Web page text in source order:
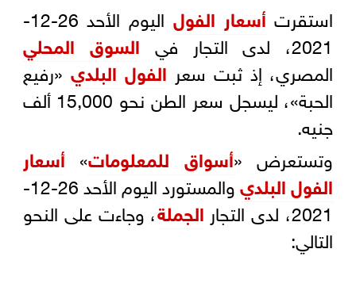
استقرت أسعار الفول
اليوم الأحد 26-12-
2021، لدى التجار في
السوق المحلي
المصري، إذ ثبت سعر الفول البلدي «رفيع
الحبة»، ليسجل سعر الطن نحو 15,000 ألف
جنيه.
وتستعرض «أسواق للمعلومات» أسعار
الفول البلدي
والمستورد اليوم الأحد 26-12-
2021، لدى التجار
الجملة، وجاءت على النحو
التالي: